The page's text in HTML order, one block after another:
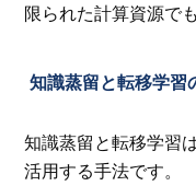
限られた計算資源で
知識蒸留と転移学習
知識蒸留と転移学習
活用する手法です。